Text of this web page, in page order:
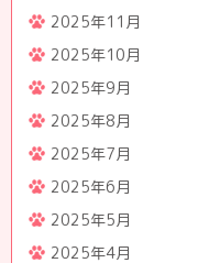
2025年11月
2025年10月
2025年9月
2025年8月
2025年7月
2025年6月
2025年5月
2025年4月